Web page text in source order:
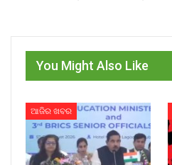
You Might Also Like
ଆଜିର ଖବର